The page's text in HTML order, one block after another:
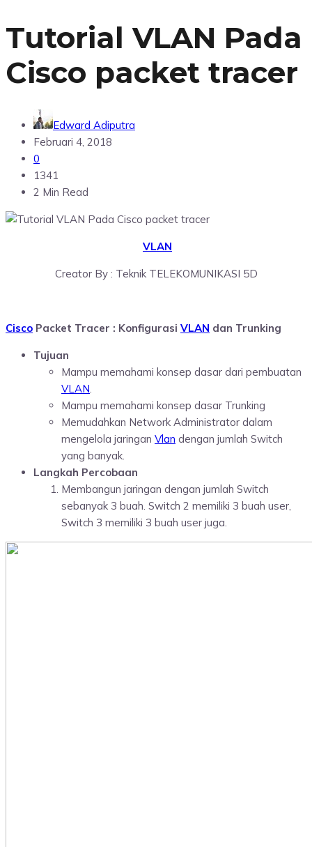
Tutorial VLAN Pada
Cisco packet tracer
Edward Adiputra
Februari 4, 2018
0
1341
2 Min Read
VLAN
Creator By : Teknik TELEKOMUNIKASI 5D
Cisco Packet Tracer : Konfigurasi VLAN dan Trunking
Tujuan
Mampu memahami konsep dasar dari pembuatan
VLAN.
Mampu memahami konsep dasar Trunking
Memudahkan Network Administrator dalam
mengelola jaringan Vlan dengan jumlah Switch
yang banyak.
Langkah Percobaan
Membangun jaringan dengan jumlah Switch
sebanyak 3 buah. Switch 2 memiliki 3 buah user,
Switch 3 memiliki 3 buah user juga.